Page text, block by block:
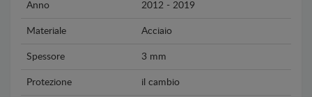
Anno 2012 - 2019
Materiale Acciaio
Spessore 3 mm
Protezione il cambio